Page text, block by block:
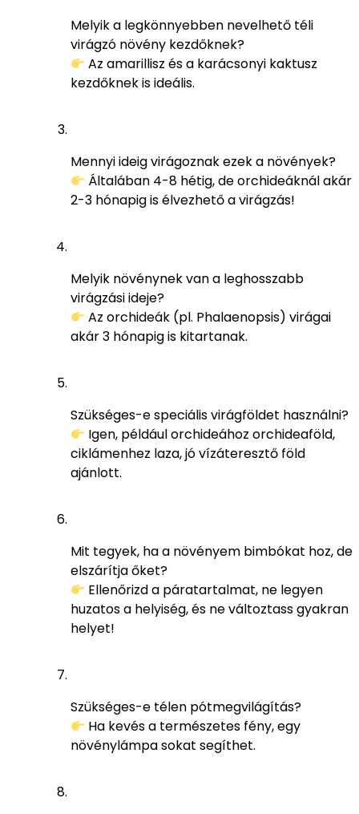
Melyik a legkönnyebben nevelhető téli
virágzó növény kezdőknek?
Az amarillisz és a karácsonyi kaktusz
kezdőknek is ideális.
Mennyi ideig virágoznak ezek a növények?
Általában 4-8 hétig, de orchideáknál akár
2-3 hónapig is élvezhető a virágzás!
Melyik növénynek van a leghosszabb
virágzási ideje?
Az orchideák (pl. Phalaenopsis) virágai
akár 3 hónapig is kitartanak.
Szükséges-e speciális virágföldet használni?
Igen, például orchideához orchideaföld,
ciklámenhez laza, jó vízáteresztő föld
ajánlott.
Mit tegyek, ha a növényem bimbókat hoz, de
elszárítja őket?
Ellenőrizd a páratartalmat, ne legyen
huzatos a helyiség, és ne változtass gyakran
helyet!
Szükséges-e télen pótmegvilágítás?
Ha kevés a természetes fény, egy
növénylámpa sokat segíthet.